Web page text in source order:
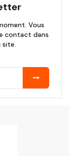
Vous
contact dans
site.